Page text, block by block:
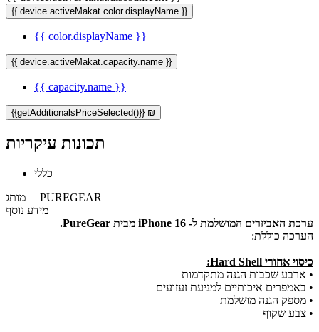
{{ device.activeMakat.color.displayName }}
{{ color.displayName }}
{{ device.activeMakat.capacity.name }}
{{ capacity.name }}
{{getAdditionalsPriceSelected()}} ₪
תכונות עיקריות
כללי
מותג PUREGEAR
מידע נוסף
ערכת האביזרים המושלמת ל- iPhone 16
מבית PureGear.
הערכה כוללת:
כיסוי אחורי Hard Shell:
• ארבע שכבות הגנה מתקדמות
• באמפרים איכותיים למניעת זעזועים
• מספק הגנה מושלמת
• צבע שקוף